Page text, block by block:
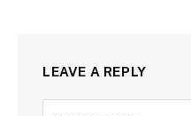
LEAVE A REPLY